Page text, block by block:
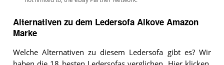
Alternativen zu dem Ledersofa Alkove Amazon
Marke
Welche Alternativen zu diesem Ledersofa gibt es? Wir